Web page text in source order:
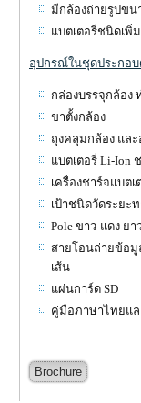
มีกล้องถ่ายรูปขนา
แบตเตอรี่ชนิดเพิ่
อุปกรณ์ในชุดประกอ
กล่องบรรจุกล้
ขาตั้ง
ถุงคลุมกล้อง
แบตเตอรี่ Li-
เครื่องชาร์จแ
เป้าชนิดวัดระย
Pole ขาว-แดง
สายโอนถ่ายข้อ
เส้น
แผ่นกา
คู่มือภาษาไท
Brochure